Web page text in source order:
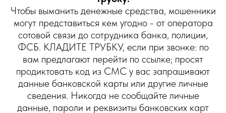
Чтобы выманить денежные средства, мошенники
могут представиться кем угодно - от оператора
сотовой связи до сотрудника банка, полиции,
ФСБ. КЛАДИТЕ ТРУБКУ, если при звонке: по
вам предлагают перейти по ссылке; просят
продиктовать код из СМС у вас запрашивают
данные банковской карты или другие личные
сведения. Никогда не сообщайте личные
данные, пароли и реквизиты банковских карт